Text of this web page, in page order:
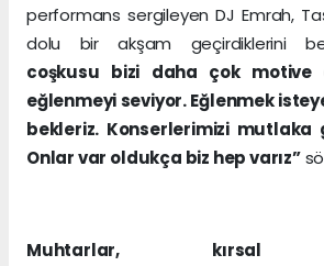
performans sergileyen DJ Emrah,
dolu bir akşam geçirdiklerini
coşkusu bizi daha çok motive
eğlenmeyi seviyor. Eğlenmek
bekleriz. Konserlerimizi mutlaka
Onlar var oldukça biz hep varız”
Muhtarlar, kırsal